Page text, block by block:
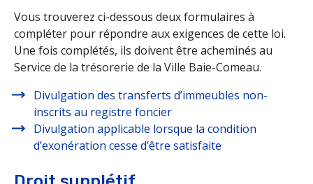
Vous trouverez ci-dessous deux formulaires à
compléter pour répondre aux exigences de cette loi.
Une fois complétés, ils doivent être acheminés au
Service de la trésorerie de la Ville Baie-Comeau.
Divulgation des transferts d’immeubles non-
inscrits au registre foncier
Divulgation applicable lorsque la condition
d’exonération cesse d’être satisfaite